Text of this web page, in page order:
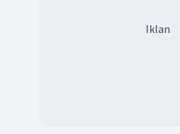
Iklan